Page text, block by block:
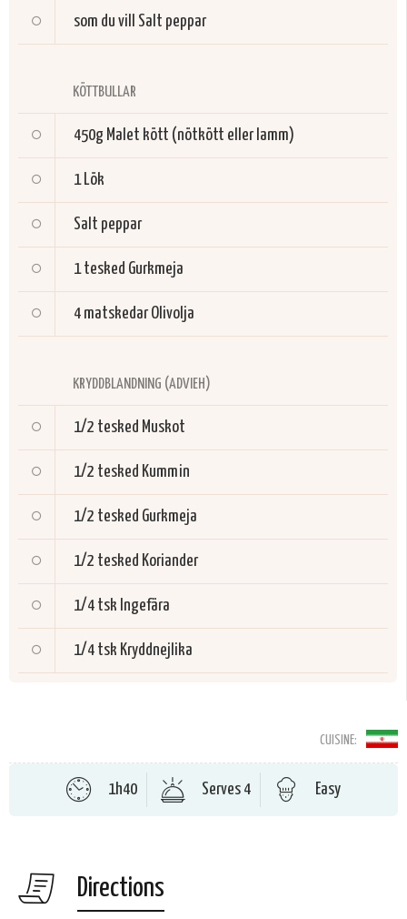
som du vill Salt peppar
KÖTTBULLAR
450g Malet kött (nötkött eller lamm)
1 Lök
Salt peppar
1 tesked Gurkmeja
4 matskedar Olivolja
KRYDDBLANDNING (ADVIEH)
1/2 tesked Muskot
1/2 tesked Kummin
1/2 tesked Gurkmeja
1/2 tesked Koriander
1/4 tsk Ingefära
1/4 tsk Kryddnejlika
CUISINE:
1h40 Serves 4 Easy
Directions